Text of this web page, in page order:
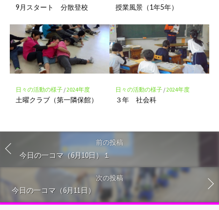
9月スタート 分散登校 授業風景（1年5年）
日々の活動の様子/2024年度
土曜クラブ（第一隣保館）
日々の活動の様子/2024年度
３年 社会科
前の投稿
今日の一コマ（6月10日）１
次の投稿
今日の一コマ（6月11日）